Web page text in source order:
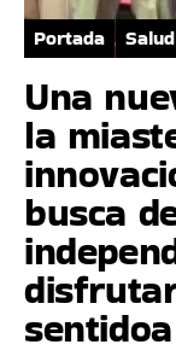
Portada Salud
Una
la
busca